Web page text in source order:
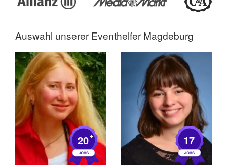
Auswahl unsererEventhelfer Magdeburg
20+ 17